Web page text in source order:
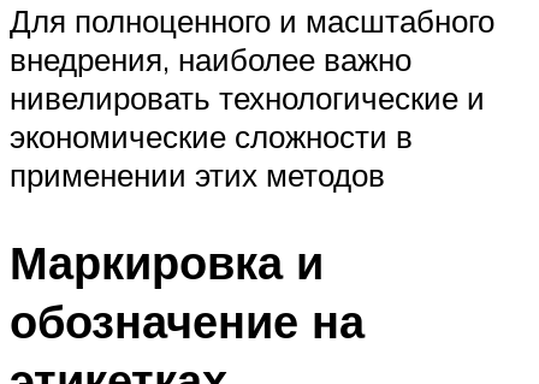
Для полноценного и масштабного
внедрения, наиболее важно
нивелировать технологические и
экономические сложности в
применении этих методов
Маркировка и
обозначение на